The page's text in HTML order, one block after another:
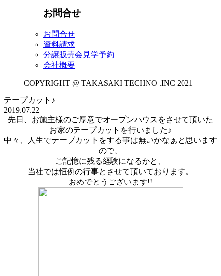
お問合せ
お問合せ
資料請求
分譲販売会見学予約
会社概要
COPYRIGHT @ TAKASAKI TECHNO .INC 2021
テープカット♪
2019.07.22
先日、お施主様のご厚意でオープンハウスをさせて頂いた
お家のテープカットを行いました♪
中々、人生でテープカットをする事は無いかなぁと思います
ので、
ご記憶に残る経験になるかと、
当社では恒例の行事とさせて頂いております。
おめでとうございます!!